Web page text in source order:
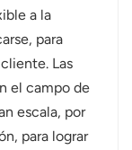
a la
para
Las
el campo de
escala, por
para lograr